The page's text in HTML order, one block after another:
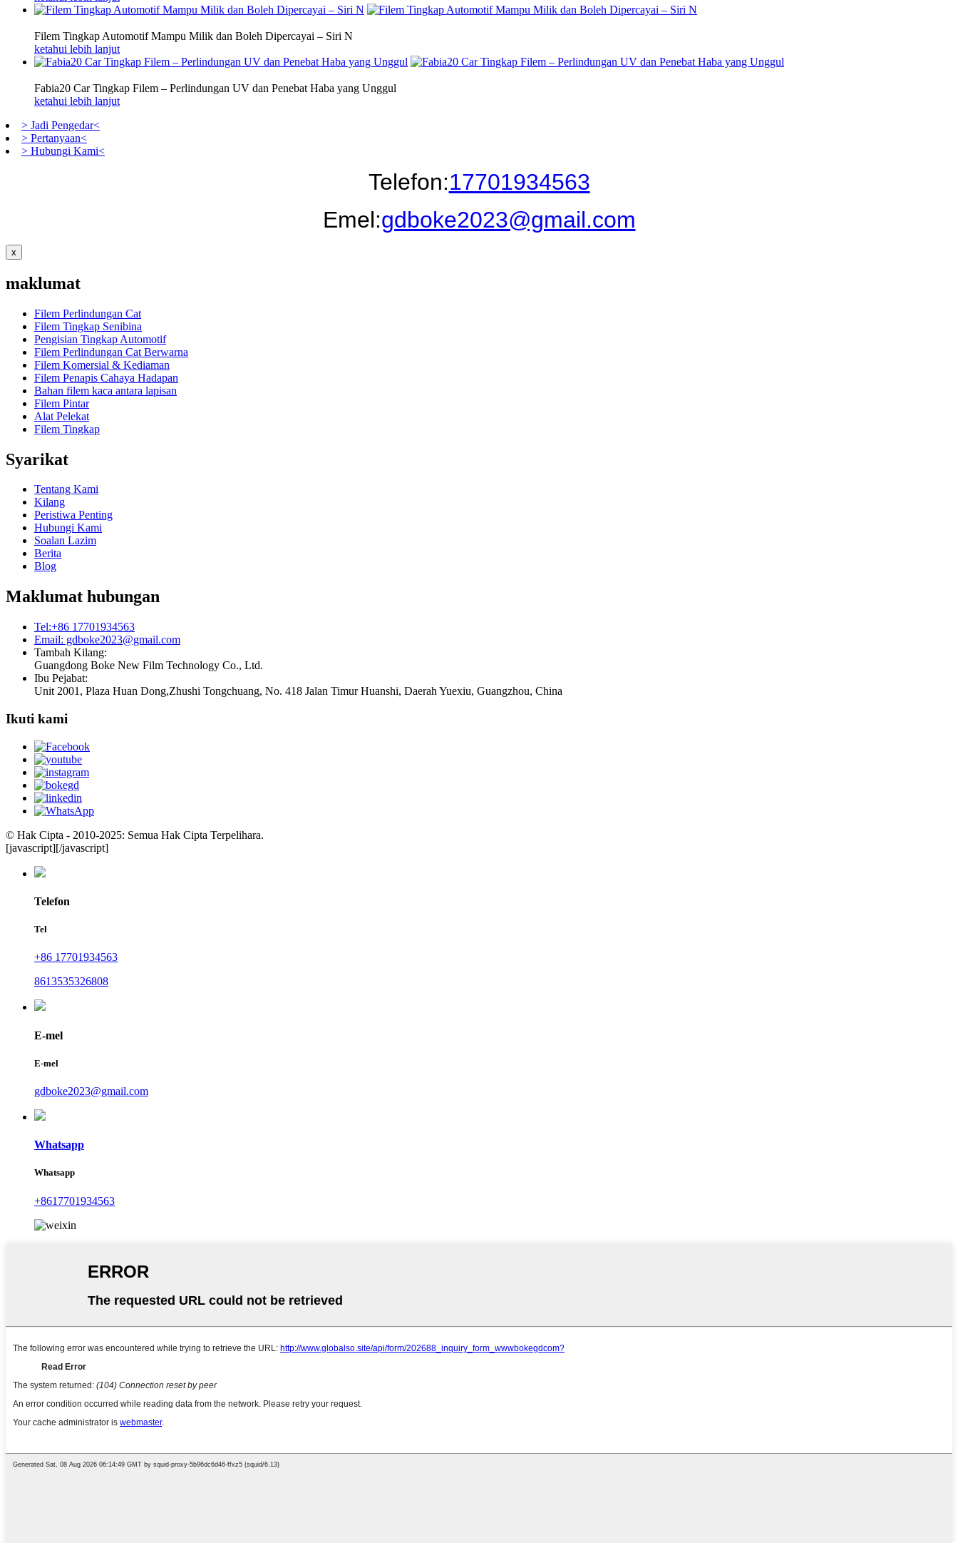
Filem Tingkap Automotif Mampu Milik dan Boleh Dipercayai – Siri N
ketahui lebih lanjut
Fabia20 Car Tingkap Filem – Perlindungan UV dan Penebat Haba yang Unggul
ketahui lebih lanjut
> Jadi Pengedar<
> Pertanyaan<
> Hubungi Kami<
Telefon:17701934563
Emel:gdboke2023@gmail.com
x
maklumat
Filem Perlindungan Cat
Filem Tingkap Senibina
Pengisian Tingkap Automotif
Filem Perlindungan Cat Berwarna
Filem Komersial & Kediaman
Filem Penapis Cahaya Hadapan
Bahan filem kaca antara lapisan
Filem Pintar
Alat Pelekat
Filem Tingkap
Syarikat
Tentang Kami
Kilang
Peristiwa Penting
Hubungi Kami
Soalan Lazim
Berita
Blog
Maklumat hubungan
Tel:+86 17701934563
Email: gdboke2023@gmail.com
Tambah Kilang:
Guangdong Boke New Film Technology Co., Ltd.
Ibu Pejabat:
Unit 2001, Plaza Huan Dong,Zhushi Tongchuang, No. 418 Jalan Timur Huanshi, Daerah Yuexiu, Guangzhou, China
Ikuti kami
© Hak Cipta - 2010-2025: Semua Hak Cipta Terpelihara.
[javascript][/javascript]
Telefon
Tel
+86 17701934563
8613535326808
E-mel
E-mel
gdboke2023@gmail.com
Whatsapp
Whatsapp
+8617701934563